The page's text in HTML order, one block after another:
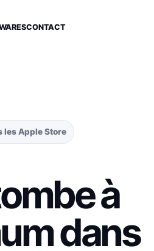
CONTACT
les Apple Store
à
dans